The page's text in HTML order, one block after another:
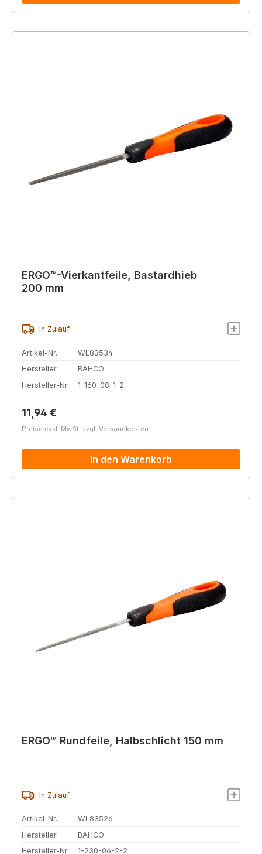
ERGO™-Vierkantfeile, Bastardhieb
200 mm
In Zulauf
Artikel-Nr.
WL83534
Hersteller
BAHCO
Hersteller-Nr.
1-160-08-1-2
Regulärer Preis:
11,94 €
Preise exkl. MwSt. zzgl. Versandkosten
In den Warenkorb
ERGO™ Rundfeile, Halbschlicht 150 mm
In Zulauf
Artikel-Nr.
WL83526
Hersteller
BAHCO
Hersteller-Nr.
1-230-06-2-2